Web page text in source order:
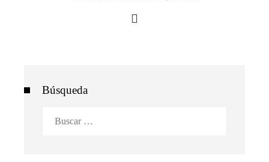
Búsqueda